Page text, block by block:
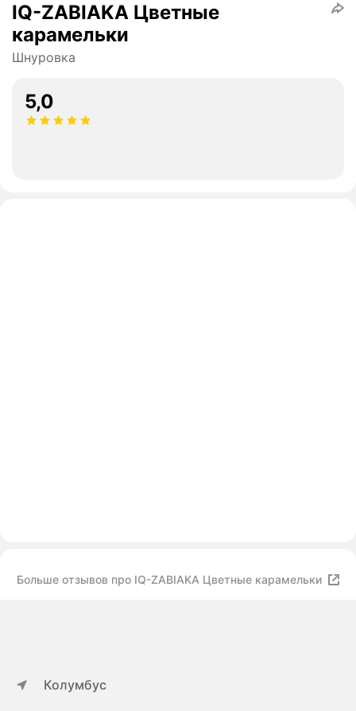
IQ-ZABIAKA Цветные
карамельки
Шнуровка
5,0
Больше отзывов про IQ-ZABIAKA Цветные карамельки
Колумбус